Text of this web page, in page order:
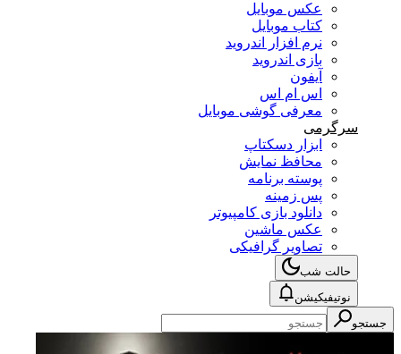
عکس موبایل
کتاب موبایل
نرم افزار اندروید
بازی اندروید
آیفون
اس ام اس
معرفی گوشی موبایل
سرگرمی
ابزار دسکتاپ
محافظ نمایش
پوسته برنامه
پس زمینه
دانلود بازی کامپیوتر
عکس ماشین
تصاویر گرافیکی
حالت شب
نوتیفیکیشن
جستجو